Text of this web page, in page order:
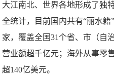
大江南北、世界各地形成了独
全统计，目前国内共有“丽水籍
家，覆盖全国31个省、市（自
营业额超千亿元；海外从事零
超140亿美元。